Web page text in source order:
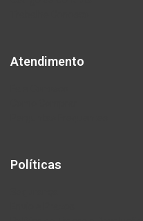
Atendimento
Políticas